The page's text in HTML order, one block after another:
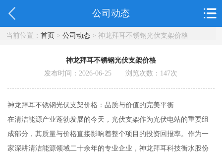
公司动态
当前位置： 首页> 公司动态> 神龙拜耳不锈钢光伏支架价格
神龙拜耳不锈钢光伏支架价格
发布时间：2026-06-25 浏览次数： 147次
神龙拜耳不锈钢光伏支架价格：品质与价值的完美平衡
在清洁能源产业蓬勃发展的今天，光伏支架作为光伏电站的重要组
成部分，其质量与价格直接影响着整个项目的投资回报率。作为一
家深耕清洁能源领域二十余年的专业企业，神龙拜耳科技衡水股份